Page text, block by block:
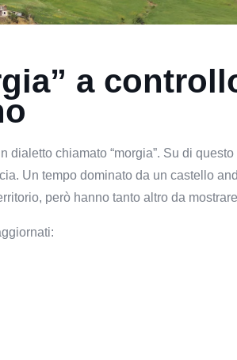
a
chiamato “morgia”. Su di questo
Un tempo dominato da un castello
però hanno tanto altro da